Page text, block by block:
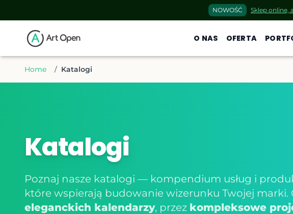
NOWOŚĆ Sklep online,
O NAS OFERTA
Home / Katalogi
Katalogi
Poznaj nasze katalogi — kompendium usług i
które wspierają budowanie wizerunku Twojej marki.
eleganckich kalendarzy, przez kompleksowe